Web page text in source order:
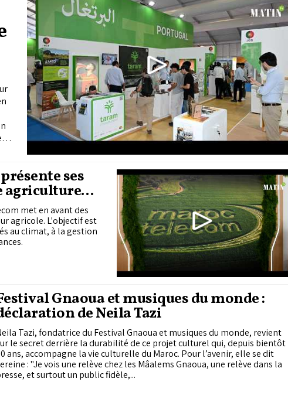
ses
agriculture
met en avant des
agricole. L'objectif est
au climat, à la gestion
Gnaoua et musiques du monde :
de Neila Tazi
Tazi, fondatrice du Festival Gnaoua et musiques du monde, revient
le secret derrière la durabilité de ce projet culturel qui, depuis bientôt
ans, accompagne la vie culturelle du Maroc. Pour l’avenir, elle se dit
: "Je vois une relève chez les Mâalems Gnaoua, une relève dans la
et surtout un public fidèle,...